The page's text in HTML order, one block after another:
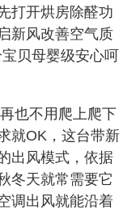
打开烘房除醛功
新风改善空气质
贝母婴级安心呵
也不用爬上爬下
就OK，这台带新
出风模式，依据
冬天就常需要它
调出风就能沿着